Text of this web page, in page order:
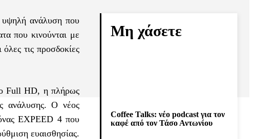
υψηλή ανάλυση που
που κινούνται με
τις προσδοκίες
Full HD, η πλήρως
ανάλυσης. Ο νέος
EXPEED 4 που
ευαισθησίας.
Μη χάσετε
Coffee Talks: νέο podcast για τον
καφέ από τον Τάσο Αντωνίου